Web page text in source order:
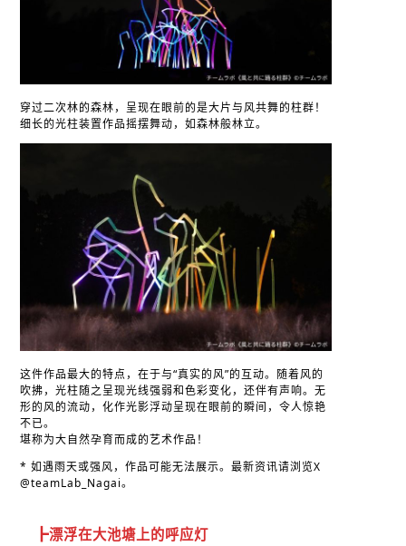
穿过二次林的森林，呈现在眼前的是大片与风共舞的柱群！
细长的光柱装置作品摇摆舞动，如森林般林立。
这件作品最大的特点，在于与“真实的风”的互动。随着风的
吹拂，光柱随之呈现光线强弱和色彩变化，还伴有声响。无
形的风的流动，化作光影浮动呈现在眼前的瞬间，令人惊艳
不已。
堪称为大自然孕育而成的艺术作品！
* 如遇雨天或强风，作品可能无法展示。最新资讯请浏览X
@teamLab_Nagai。
┣漂浮在大池塘上的呼应灯